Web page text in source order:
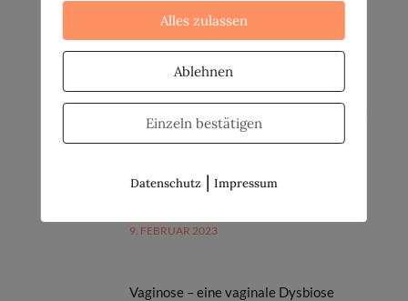
27. APRIL 2026
Fehlgeburten | Teil 2: Selbstfürsorge mit
Homöopathie und ätherischen Ölen
16. FEBRUAR 2023
9. FEBRUAR 2023
Vaginose – eine vaginale Dysbiose
Alles zulassen
Ablehnen
Einzeln bestätigen
Datenschutz | Impressum